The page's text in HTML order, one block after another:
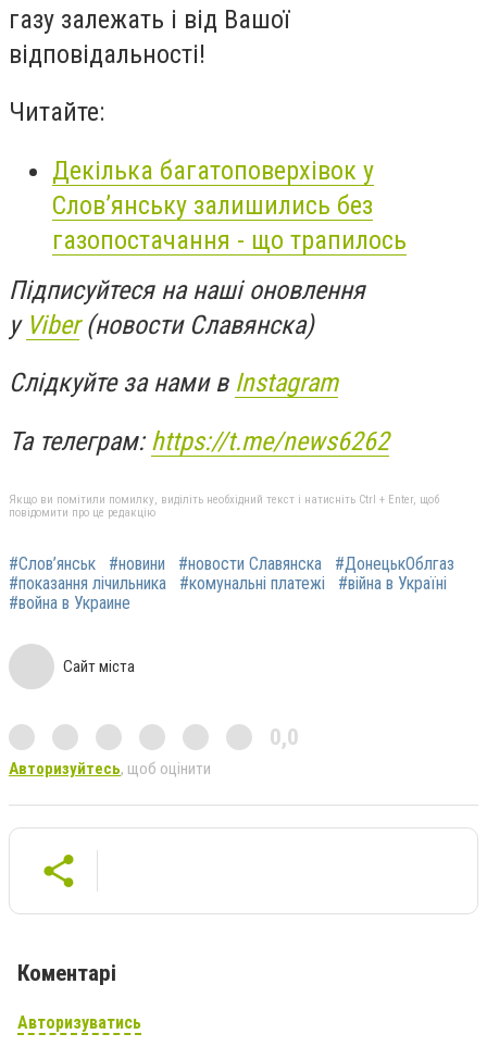
газу залежать і від Вашої
відповідальності!
Читайте:
Декілька багатоповерхівок у
Слов’янську залишились без
газопостачання - що трапилось
Підписуйтеся на наші оновлення
у Viber(новости Славянска)
Слідкуйте за нами в Instagram
Та телеграм:https://t.me/news6262
Якщо ви помітили помилку, виділіть необхідний текст і натисніть Ctrl + Enter, щоб
повідомити про це редакцію
#Слов’янськ #новини #новости Славянска
#ДонецькОблгаз
#показання лічильника
#комунальні платежі
#війна в Україні
#война в Украине
Сайт міста
0,0
Авторизуйтесь, щоб оцінити
Коментарі
Авторизуватись